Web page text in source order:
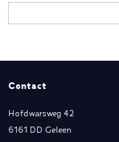
Contact
Hofdwarsweg 42
6161 DD Geleen